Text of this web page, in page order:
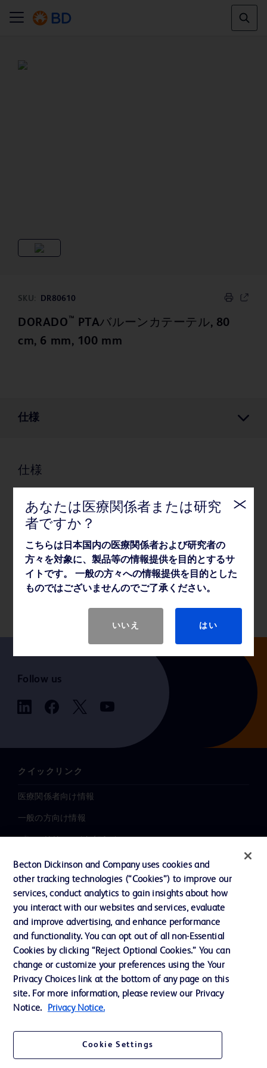
SKU: DR80610
DORADO ™ PTAバルーンカテーテル, 80
cm, 6 mm, 100 mm
仕様
仕様
梱包
薬事・その他情報
製品基本仕様
Follow us
クイックリンク
医療関係者向け情報
一般の方向け情報
プレスリリース / お知らせ
インクルージョン、ダイバー
シティ ＆ エクイティ
投資家向け情報（英語）
会社案内
お問い合わせ
Cookie Preferences
プライバシーポリシー
あなたは医療関係者または研究
者ですか？
こちらは日本国内の医療関係者および研究者の
方々を対象に、製品等の情報提供を目的とするサ
イトです。 一般の方々への情報提供を目的とした
ものではございませんのでご了承ください。
いいえ はい
Becton Dickinson and Company uses cookies and
other tracking technologies (“Cookies”) to improve our
services, conduct analytics to gain insights about how
you interact with our websites and services, evaluate
and improve advertising, and enhance performance
and functionality. You can opt out of all non-Essential
Cookies by clicking “Reject Optional Cookies.” You can
change or customize your preferences using the Your
Privacy Choices link at the bottom of any page on this
site. For more information, please review our Privacy
Notice.
Privacy Notice.
Cookie Settings